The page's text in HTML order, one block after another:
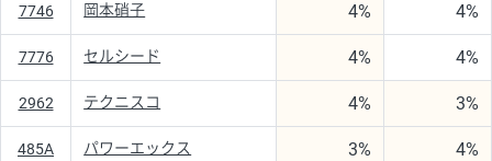
7746 岡本硝子 4% 4%
7776 セルシード 4% 4%
2962 テクニスコ 4% 3%
485A パワーエックス 3% 4%